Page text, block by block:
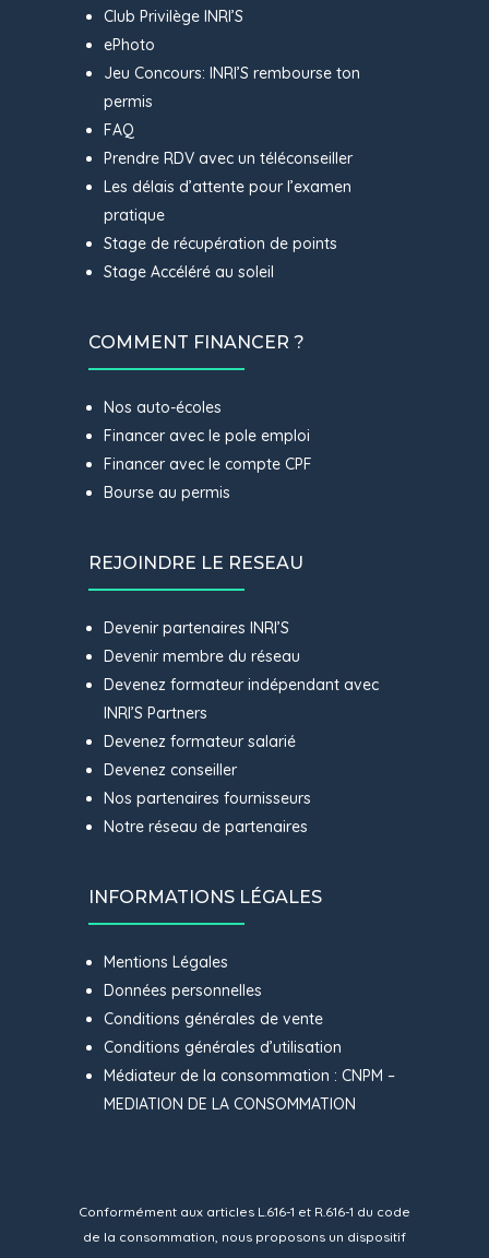
Club Privilège INRI’S
ePhoto
Jeu Concours: INRI’S rembourse ton
permis
FAQ
Prendre RDV avec un téléconseiller
Les délais d’attente pour l’examen
pratique
Stage de récupération de points
Stage Accéléré au soleil
COMMENT FINANCER ?
Nos auto-écoles
Financer avec le pole emploi
Financer avec le compte CPF
Bourse au permis
REJOINDRE LE RESEAU
Devenir partenaires INRI’S
Devenir membre du réseau
Devenez formateur indépendant avec
INRI’S Partners
Devenez formateur salarié
Devenez conseiller
Nos partenaires fournisseurs
Notre réseau de partenaires
INFORMATIONS LÉGALES
Mentions Légales
Données personnelles
Conditions générales de vente
Conditions générales d’utilisation
Médiateur de la consommation : CNPM –
MEDIATION DE LA CONSOMMATION
Conformément aux articles L.616-1 et R.616-1 du code
de la consommation, nous proposons un dispositif